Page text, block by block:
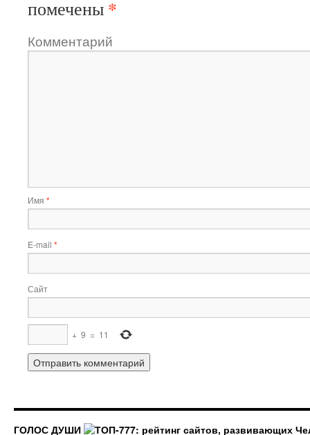
помечены *
Комментарий
Имя *
E-mail *
Сайт
+ 9 = 11
ГОЛОС ДУШИ